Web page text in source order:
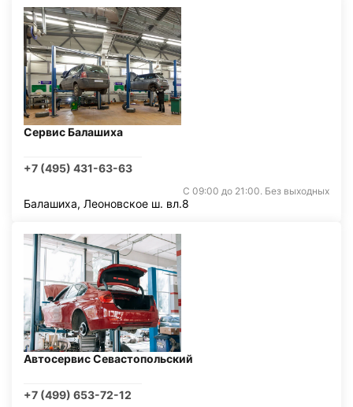
Сервис Балашиха
+7 (495) 431-63-63
С 09:00 до 21:00. Без выходных
Балашиха, Леоновское ш. вл.8
Автосервис Севастопольский
+7 (499) 653-72-12